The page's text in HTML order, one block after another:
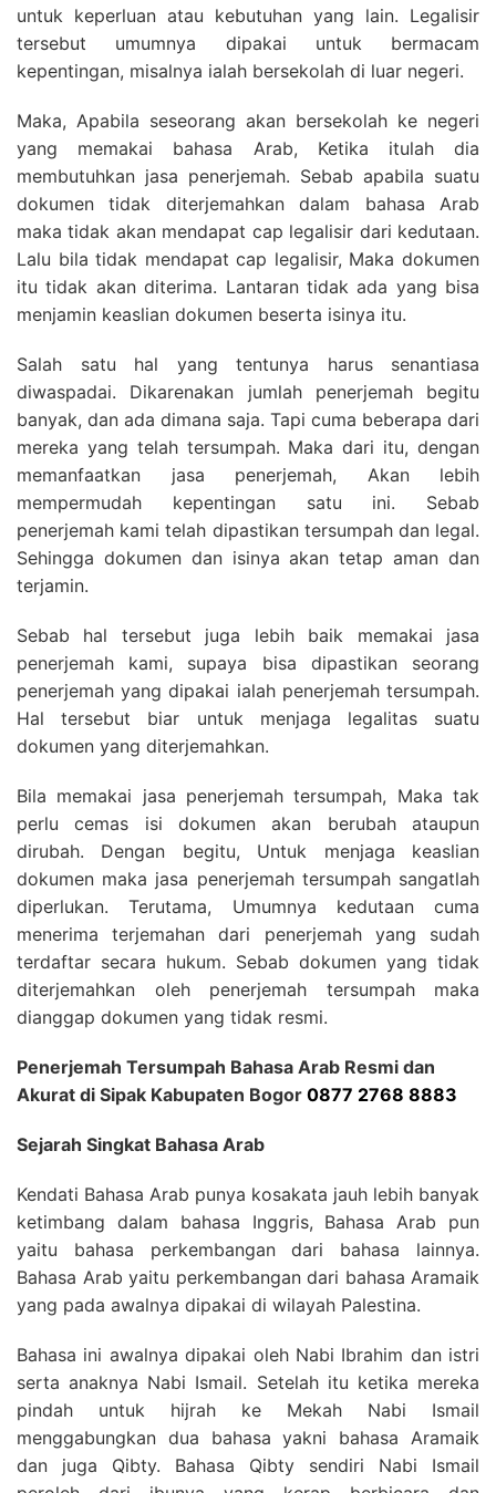
untuk keperluan atau kebutuhan yang lain. Legalisir
tersebut umumnya dipakai untuk bermacam
kepentingan, misalnya ialah bersekolah di luar negeri.
Maka, Apabila seseorang akan bersekolah ke negeri
yang memakai bahasa Arab, Ketika itulah dia
membutuhkan jasa penerjemah. Sebab apabila suatu
dokumen tidak diterjemahkan dalam bahasa Arab
maka tidak akan mendapat cap legalisir dari kedutaan.
Lalu bila tidak mendapat cap legalisir, Maka dokumen
itu tidak akan diterima. Lantaran tidak ada yang bisa
menjamin keaslian dokumen beserta isinya itu.
Salah satu hal yang tentunya harus senantiasa
diwaspadai. Dikarenakan jumlah penerjemah begitu
banyak, dan ada dimana saja. Tapi cuma beberapa dari
mereka yang telah tersumpah. Maka dari itu, dengan
memanfaatkan jasa penerjemah, Akan lebih
mempermudah kepentingan satu ini. Sebab
penerjemah kami telah dipastikan tersumpah dan legal.
Sehingga dokumen dan isinya akan tetap aman dan
terjamin.
Sebab hal tersebut juga lebih baik memakai jasa
penerjemah kami, supaya bisa dipastikan seorang
penerjemah yang dipakai ialah penerjemah tersumpah.
Hal tersebut biar untuk menjaga legalitas suatu
dokumen yang diterjemahkan.
Bila memakai jasa penerjemah tersumpah, Maka tak
perlu cemas isi dokumen akan berubah ataupun
dirubah. Dengan begitu, Untuk menjaga keaslian
dokumen maka jasa penerjemah tersumpah sangatlah
diperlukan. Terutama, Umumnya kedutaan cuma
menerima terjemahan dari penerjemah yang sudah
terdaftar secara hukum. Sebab dokumen yang tidak
diterjemahkan oleh penerjemah tersumpah maka
dianggap dokumen yang tidak resmi.
Penerjemah Tersumpah Bahasa Arab Resmi dan
Akurat di Sipak Kabupaten Bogor 0877 2768 8883
Sejarah Singkat Bahasa Arab
Kendati Bahasa Arab punya kosakata jauh lebih banyak
ketimbang dalam bahasa Inggris, Bahasa Arab pun
yaitu bahasa perkembangan dari bahasa lainnya.
Bahasa Arab yaitu perkembangan dari bahasa Aramaik
yang pada awalnya dipakai di wilayah Palestina.
Bahasa ini awalnya dipakai oleh Nabi Ibrahim dan istri
serta anaknya Nabi Ismail. Setelah itu ketika mereka
pindah untuk hijrah ke Mekah Nabi Ismail
menggabungkan dua bahasa yakni bahasa Aramaik
dan juga Qibty. Bahasa Qibty sendiri Nabi Ismail